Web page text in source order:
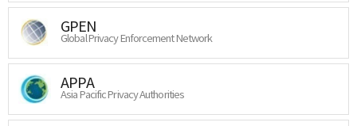
GPEN
Global Privacy Enforcement Network
APPA
Asia Pacific Privacy Authorities